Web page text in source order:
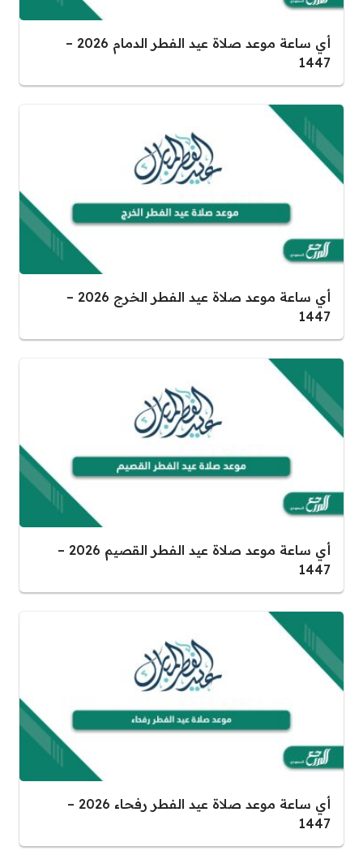
أي ساعة موعد صلاة عيد الفطر الدمام 2026 –
1447
أي ساعة موعد صلاة عيد الفطر الخرج 2026 –
1447
أي ساعة موعد صلاة عيد الفطر القصيم 2026 –
1447
أي ساعة موعد صلاة عيد الفطر رفحاء 2026 –
1447